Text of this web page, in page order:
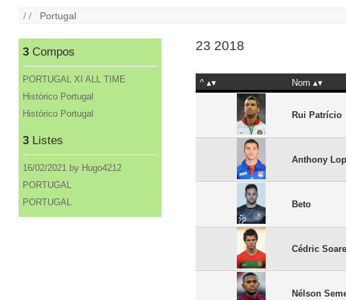
/ / Portugal
3 Compos
PORTUGAL XI ALL TIME
Histórico Portugal
Histórico Portugal
3 Listes
16/02/2021 by Hugo4212
PORTUGAL
PORTUGAL
23 2018
^ Nom
Rui Patrício
Anthony
Beto
Cédric
Nélson